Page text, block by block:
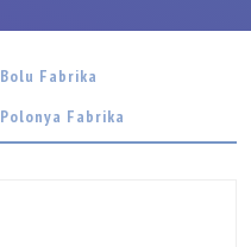
Bolu Fabrika
Polonya Fabrika